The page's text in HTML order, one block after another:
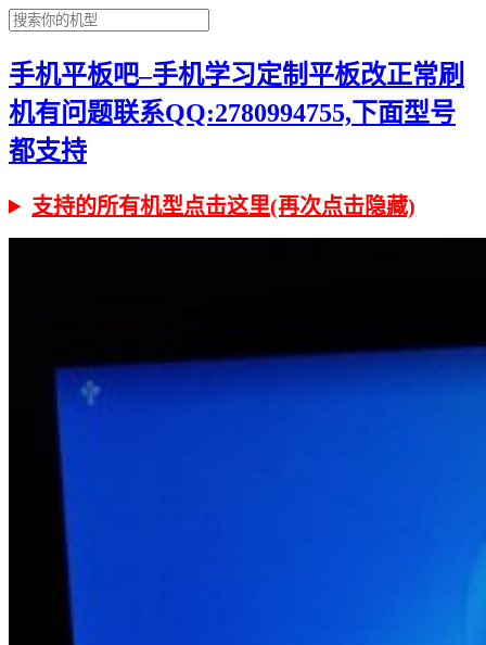
手机平板吧–手机学习定制平板改正常刷
机有问题联系QQ:2780994755,下面型号
都支持
支持的所有机型点击这里(再次点击隐藏)